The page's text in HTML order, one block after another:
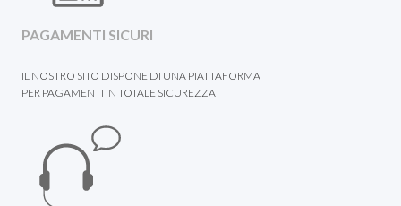
PAGAMENTI SICURI
IL NOSTRO SITO DISPONE DI UNA PIATTAFORMA
PER PAGAMENTI IN TOTALE SICUREZZA